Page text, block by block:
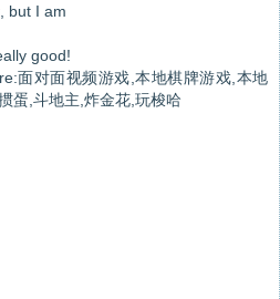
but I am
good!
面对面视频游戏,本地棋牌游戏,本地
蛋,斗地主,炸金花,玩梭哈